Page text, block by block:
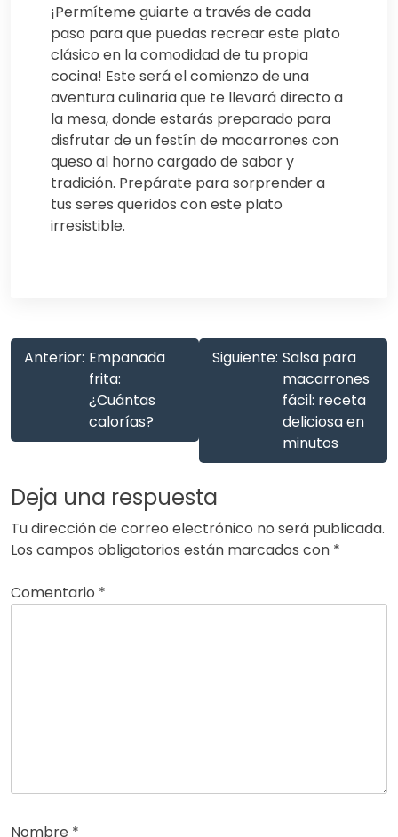
¡Permíteme guiarte a través de cada
paso para que puedas recrear este plato
clásico en la comodidad de tu propia
cocina! Este será el comienzo de una
aventura culinaria que te llevará directo a
la mesa, donde estarás preparado para
disfrutar de un festín de macarrones con
queso al horno cargado de sabor y
tradición. Prepárate para sorprender a
tus seres queridos con este plato
irresistible.
Anterior: Empanada
frita:
¿Cuántas
calorías?
Siguiente: Salsa para
macarrones
fácil: receta
deliciosa en
minutos
Deja una respuesta
Tu dirección de correo electrónico no será publicada.
Los campos obligatorios están marcados con *
Comentario *
Nombre *